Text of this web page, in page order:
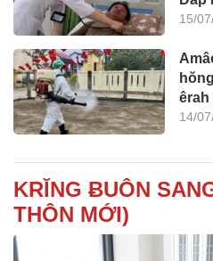
15/
êrah
14/
KRĬNG ɃUÔN
THÔN MỚI)